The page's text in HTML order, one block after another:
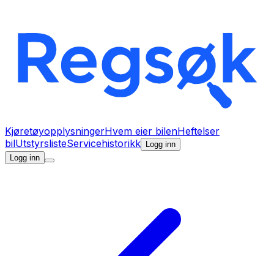
KjøretøyopplysningerHvem eier bilenHeftelser
bilUtstyrslisteServicehistorikk Logg inn
Logg inn